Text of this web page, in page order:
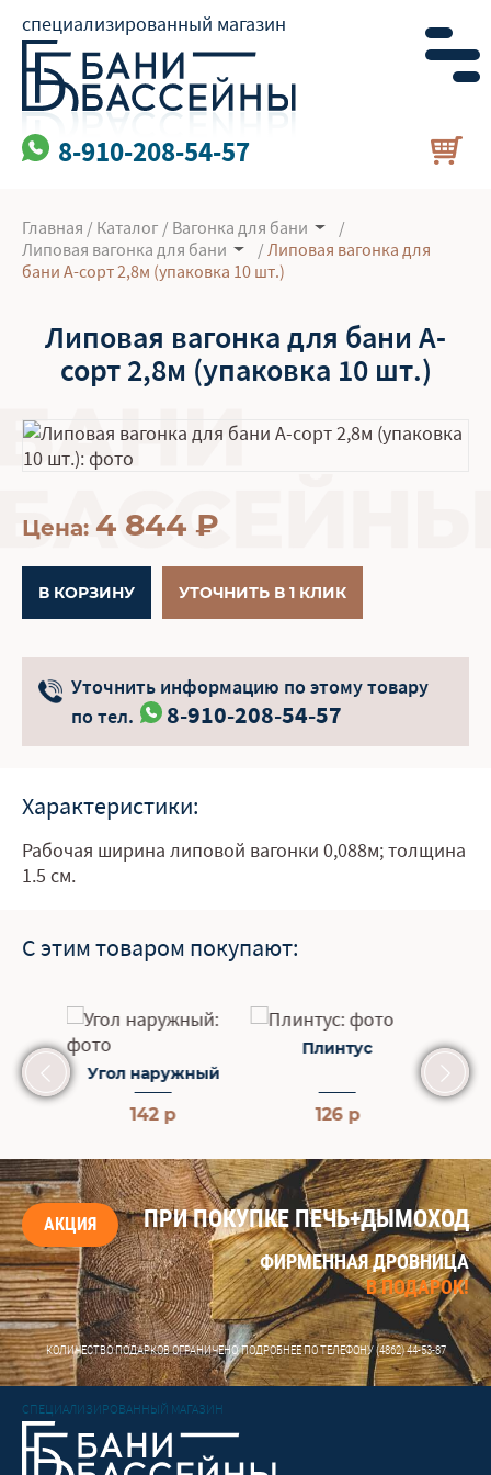
специализированный магазин
8-910-208-54-57
Главная / Каталог / Вагонка для бани
/
Липовая вагонка для бани
/ Липовая вагонка для
бани А-сорт 2,8м (упаковка 10 шт.)
Липовая вагонка для бани А-
сорт 2,8м (упаковка 10 шт.)
Цена: 4 844 ₽
В КОРЗИНУ УТОЧНИТЬ В 1 КЛИК
Уточнить информацию по этому товару
по тел.
8-910-208-54-57
Характеристики:
Рабочая ширина липовой вагонки 0,088м; толщина
1.5 см.
С этим товаром покупают:
Угол наружный
142 р
Плинтус
126 р
АКЦИЯ ПРИ ПОКУПКЕ ПЕЧЬ+ДЫМОХОД
ФИРМЕННАЯ ДРОВНИЦА
В ПОДАРОК!
КОЛИЧЕСТВО ПОДАРКОВ ОГРАНИЧЕНО, ПОДРОБНЕЕ ПО ТЕЛЕФОНУ(4862) 44-53-87
СПЕЦИАЛИЗИРОВАННЫЙ МАГАЗИН